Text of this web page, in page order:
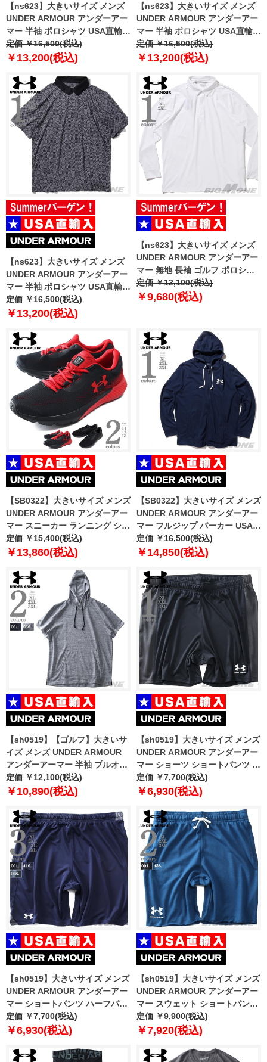
【ns623】大きいサイズ メンズ
UNDER ARMOUR アンダーアー
マー 半袖 ポロシャツ USA直輸入
um0971
定価 ￥16,500(税込)
￥13,200(税込)
【ns623】大きいサイズ メンズ
UNDER ARMOUR アンダーアー
マー 半袖 ポロシャツ USA直輸入
um0976
定価 ￥16,500(税込)
￥13,200(税込)
【ns623】大きいサイズ メンズ
UNDER ARMOUR アンダーアー
マー 半袖 ポロシャツ USA直輸入
um0994
定価 ￥16,500(税込)
￥13,200(税込)
【ns623】大きいサイズ メンズ
UNDER ARMOUR アンダーアー
マー 無地 長袖 ゴルフ ポロシャ
ツ USA直輸入 um0931-000
定価 ￥12,100(税込)
￥9,680(税込)
【SB0322】大きいサイズ メンズ
UNDER ARMOUR アンダーアー
マー スニーカー ランニング シュ
ーズ USA直輸入 3026998
定価 ￥15,400(税込)
￥13,860(税込)
【SB0322】大きいサイズ メンズ
UNDER ARMOUR アンダーアー
マー フルジップ パーカー USA直
輸入 1370409-410
定価 ￥16,500(税込)
￥14,850(税込)
【sh0519】【ゴルフ】大きいサ
イズ メンズ UNDER ARMOUR
アンダーアーマー 半袖 プルオー
バー パーカー USA直輸入
1326763
定価 ￥12,100(税込)
￥10,890(税込)
【sh0519】大きいサイズ メンズ
UNDER ARMOUR アンダーアー
マー ショーツ ショートパンツ ハ
ーフパンツ Challenger Knit
Shorts USA直輸入 1365416-001
定価 ￥7,700(税込)
￥6,930(税込)
【sh0519】大きいサイズ メンズ
UNDER ARMOUR アンダーアー
マー ショートパンツ ハーフパン
ツ ショーツ Locker 9in Shorts
USA直輸入 1351351
定価 ￥7,700(税込)
￥6,930(税込)
【sh0519】大きいサイズ メンズ
UNDER ARMOUR アンダーアー
マー スウェット ショートパンツ
ハーフパンツ ショーツ RIVAL
TERRY SHORT USA直輸入
定価 ￥9,900(税込)
￥7,920(税込)